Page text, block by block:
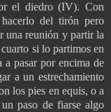
el diedro (IV). Con
del tirón pero
una reunión y partir la
si lo partimos en
pasar por encima de
a un estrechamiento
los pies en equis, o a
paso de fiarse algo